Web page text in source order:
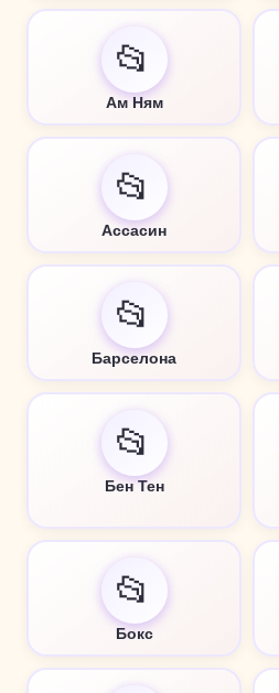
📂
Ам Ням
📂
Ассасин
📂
Барселона
📂
Бен Тен
📂
Бокс